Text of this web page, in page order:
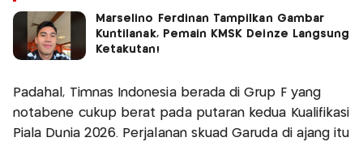
Marselino Ferdinan Tampilkan Gambar
Kuntilanak, Pemain KMSK Deinze Langsung
Ketakutan!
Padahal, Timnas Indonesia berada di Grup F yang
notabene cukup berat pada putaran kedua Kualifikasi
Piala Dunia 2026. Perjalanan skuad Garuda di ajang itu